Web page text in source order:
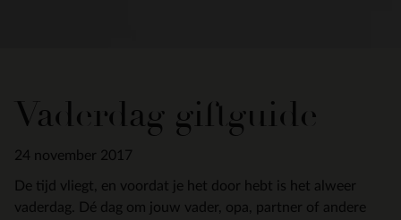
Vaderdag giftguide
24 november 2017
De tijd vliegt, en voordat je het door hebt is het alweer
vaderdag. Dé dag om jouw vader, opa, partner of andere